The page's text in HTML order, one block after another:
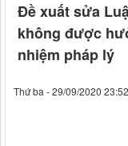
Đề xuất sửa
không được
nhiệm pháp lý
Thứ ba - 29/09/2020 23:52